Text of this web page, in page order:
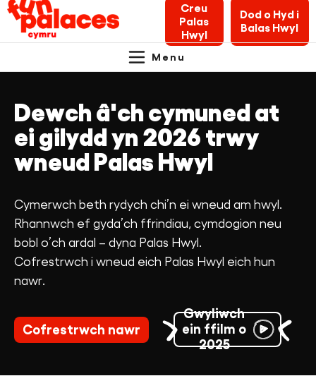
content
navigation
Creu
Palas
Hwyl
Dod o Hyd i
Balas Hwyl
Navigation.
1000 o Balasau Hwyl Bychain
Newyddion a Blogiau
Cysylltu â ni
Rhoddi
Menu
Palaces
Cymru
Dewch â'ch cymuned at
ei gilydd yn 2026 trwy
wneud Palas Hwyl
Cymerwch beth rydych chi’n ei wneud am hwyl.
Rhannwch ef gyda’ch ffrindiau, cymdogion neu
bobl o’ch ardal – dyna Palas Hwyl.
Cofrestrwch i wneud eich Palas Hwyl eich hun
nawr.
Cofrestrwch nawr
Gwyliwch
ein ffilm o
2025